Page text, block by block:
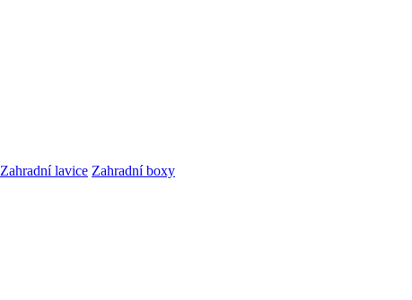
Zahradní lavice Zahradní boxy